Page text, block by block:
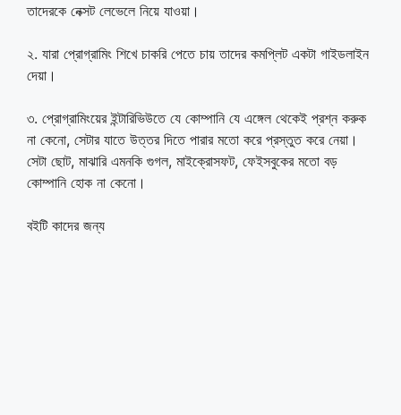
তাদেরকে নেক্সট লেভেলে নিয়ে যাওয়া।
২. যারা প্রোগ্রামিং শিখে চাকরি পেতে চায় তাদের কমপ্লিট একটা গাইডলাইন
দেয়া।
৩. প্রোগ্রামিংয়ের ইন্টারিভিউতে যে কোম্পানি যে এঙ্গেল থেকেই প্রশ্ন করুক
না কেনো, সেটার যাতে উত্তর দিতে পারার মতো করে প্রস্তুত করে নেয়া।
সেটা ছোট, মাঝারি এমনকি গুগল, মাইক্রোসফট, ফেইসবুকের মতো বড়
কোম্পানি হোক না কেনো।
বইটি কাদের জন্য